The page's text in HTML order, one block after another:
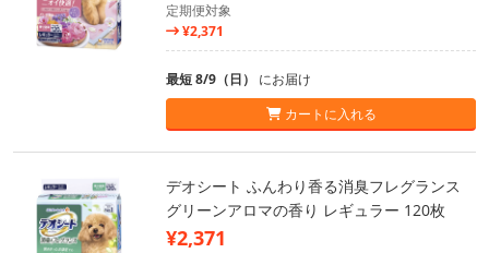
定期便対象
¥2,371
最短 8/9（日） にお届け
カートに入れる
デオシート ふんわり香る消臭フレグランス
グリーンアロマの香り レギュラー 120枚
¥2,371